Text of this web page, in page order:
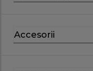
Accesorii